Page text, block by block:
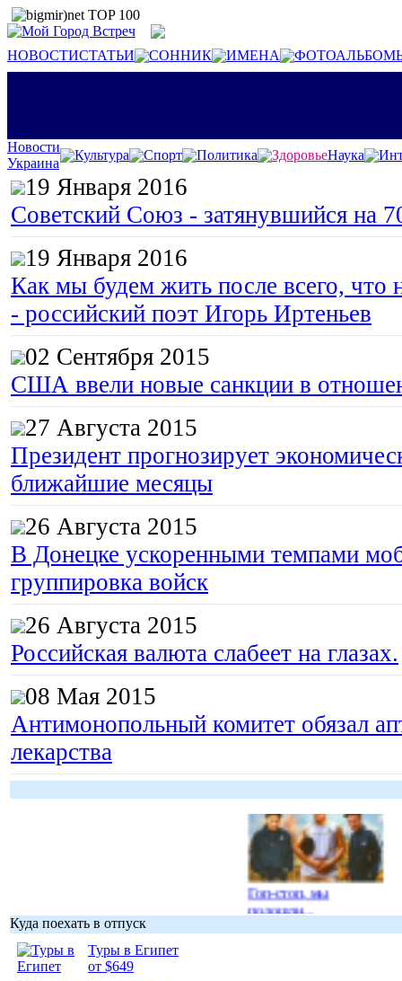
НОВОСТИСТАТЬИ СОННИК ИМЕНА
Новости
Украина
Культура Спорт Политика ЗдоровьеНаука
19 Января 2016
Советский Союз - затянувшийся на
19 Января 2016
Как мы будем жить после всего, что
- российский поэт Игорь Иртеньев
02 Сентября 2015
США ввели новые санкции в
27 Августа 2015
Президент прогнозирует
ближайшие месяцы
26 Августа 2015
В Донецке ускоренными темпами
группировка войск
26 Августа 2015
Российская валюта слабеет на глазах.
08 Мая 2015
Антимонопольный комитет обязал
лекарства
Гоп-стоп, мы
подошли...
Куда поехать в отпуск
Туры в Египет
от $649